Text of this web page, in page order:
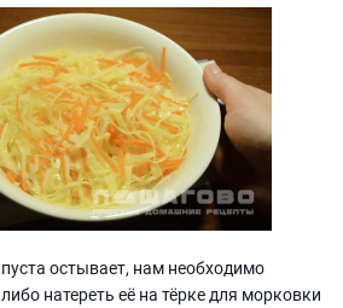
остывает, нам необходимо
натереть её на тёрке для морковки